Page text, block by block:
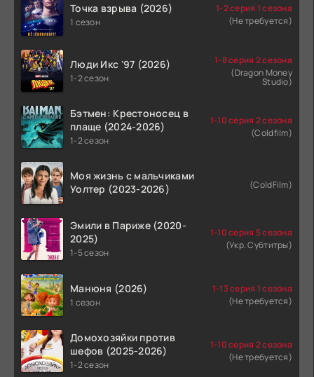
Точка взрыва (2026)
1 сезон
1-2 серия 1 сезона
(Не требуется)
Люди Икс '97 (2026)
1-2 сезон
1-8 серия 2 сезона
(Dragon Money
Studio)
Бэтмен: Крестоносец в
плаще (2024-2026)
1-2 сезон
1-10 серия 2 сезона
(Coldfilm)
Моя жизнь с мальчиками
Уолтер (2023-2026)
(ColdFilm)
Эмили в Париже (2020-
2025)
1-5 сезон
1-10 серия 5 сезона
(Укр. Субтитры)
Манюня (2026)
1 сезон
1-13 серия 1 сезона
(Не требуется)
Домохозяйки против
шефов (2025-2026)
1-2 сезон
1-10 серия 2 сезона
(Не требуется)